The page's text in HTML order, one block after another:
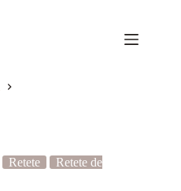
Retete
Retete de